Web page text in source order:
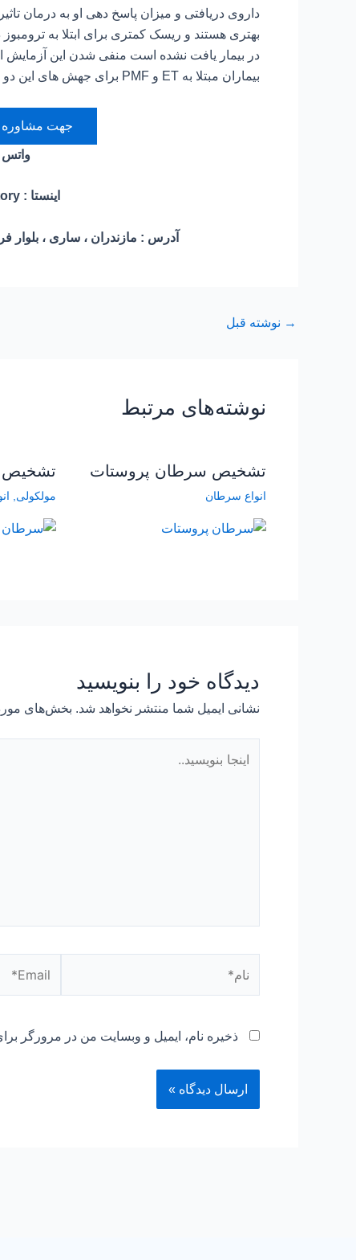
بیماران مبتلا به ET و PMF برای جهش های این دو ژن منفی می باشند .
جهت مشاوره تماس
اینستا : novin_genetic_laboratory
آدرس : مازندران ، ساری ، بلوار
→ نوشته قبل
نوشته‌های مرتبط
تشخیص سرطان پروستات
انواع سرطان
تشخیص
مولکولی
دیدگاه‌ خود را بنویسید
نشانی ایمیل شما منتشر نخواهد شد. بخش‌های
بنویسید..
ذخیره نام، ایمیل و وبسایت من در مرورگر